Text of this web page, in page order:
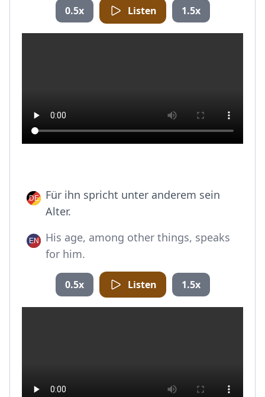
0.5x Listen 1.5x
Für ihn spricht unter anderem sein
Alter.
His age, among other things, speaks
for him.
0.5x Listen 1.5x